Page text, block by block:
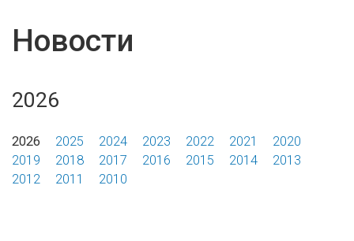
Новости
2026
2026 2025 2024 2023 2022 2021
2020
2019
2018 2017 2016 2015 2014
2013
2012
2011 2010